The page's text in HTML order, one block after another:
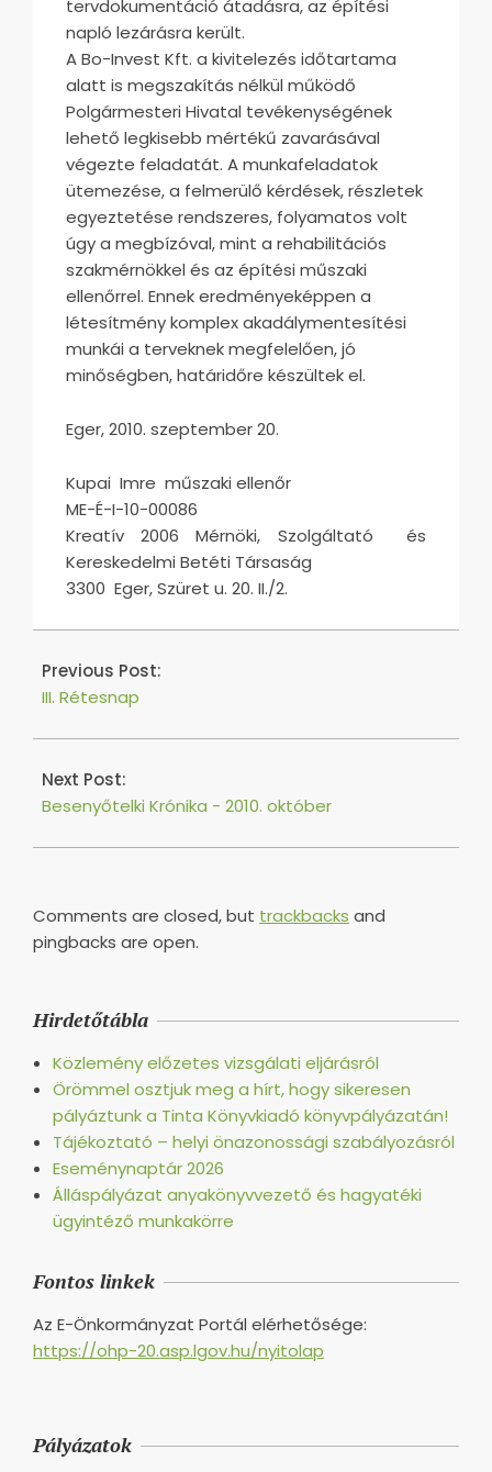
tervdokumentáció átadásra, az építési
napló lezárásra került.
A Bo-Invest Kft. a kivitelezés időtartama
alatt is megszakítás nélkül működő
Polgármesteri Hivatal tevékenységének
lehető legkisebb mértékű zavarásával
végezte feladatát. A munkafeladatok
ütemezése, a felmerülő kérdések, részletek
egyeztetése rendszeres, folyamatos volt
úgy a megbízóval, mint a rehabilitációs
szakmérnökkel és az építési műszaki
ellenőrrel. Ennek eredményeképpen a
létesítmény komplex akadálymentesítési
munkái a terveknek megfelelően, jó
minőségben, határidőre készültek el.
Eger, 2010. szeptember 20.
Kupai Imre műszaki ellenőr
ME-É-I-10-00086
Kreatív 2006 Mérnöki, Szolgáltató és
Kereskedelmi Betéti Társaság
3300 Eger, Szüret u. 20. II./2.
2016-
03
Previous Post:
III. Rétesnap
Next Post:
Besenyőtelki Krónika - 2010. október
Comments are closed, but trackbacks and
pingbacks are open.
Hirdetőtábla
Közlemény előzetes vizsgálati eljárásról
Örömmel osztjuk meg a hírt, hogy sikeresen
pályáztunk a Tinta Könyvkiadó könyvpályázatán!
Tájékoztató – helyi önazonossági szabályozásról
Eseménynaptár 2026
Álláspályázat anyakönyvvezető és hagyatéki
ügyintéző munkakörre
Fontos linkek
Az E-Önkormányzat Portál elérhetősége:
https://ohp-20.asp.lgov.hu/nyitolap
Pályázatok